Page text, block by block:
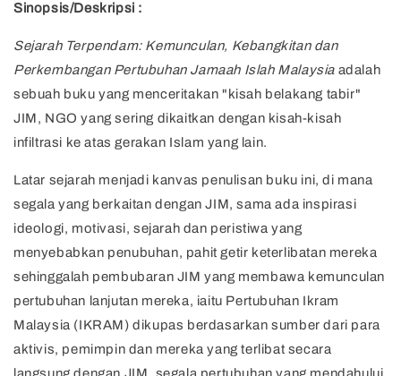
Sinopsis/Deskripsi :
Sejarah Terpendam: Kemunculan, Kebangkitan dan
Perkembangan Pertubuhan Jamaah Islah Malaysia adalah
sebuah buku yang menceritakan "kisah belakang tabir"
JIM, NGO yang sering dikaitkan dengan kisah-kisah
infiltrasi ke atas gerakan Islam yang lain.
Latar sejarah menjadi kanvas penulisan buku ini, di mana
segala yang berkaitan dengan JIM, sama ada inspirasi
ideologi, motivasi, sejarah dan peristiwa yang
menyebabkan penubuhan, pahit getir keterlibatan mereka
sehinggalah pembubaran JIM yang membawa kemunculan
pertubuhan lanjutan mereka, iaitu Pertubuhan Ikram
Malaysia (IKRAM) dikupas berdasarkan sumber dari para
aktivis, pemimpin dan mereka yang terlibat secara